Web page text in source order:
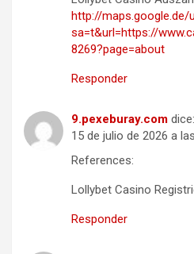
http://maps.google.de/
sa=t&url=https://
8269?page=about
Responder
9.pexeburay.com dice:
15 de julio de 2026 a
References:
Lollybet Casino
Responder